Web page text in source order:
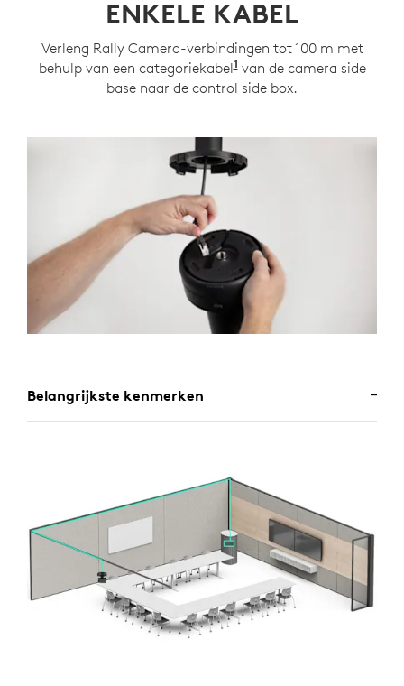
ENKELE KABEL
Verleng Rally Camera-verbindingen tot 100 m met
behulp van een categoriekabel1van de camera side
base naar de control side box.
Belangrijkste kenmerken